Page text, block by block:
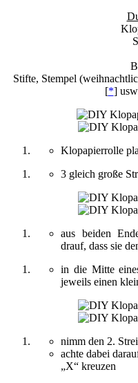
Stifte, Stempel
[*]
Klopapierrolle
3 gleich große
aus beiden
drauf, dass sie
in die Mitte
jeweils einen
nimm den 2.
achte dabei
„X“ kreuzen